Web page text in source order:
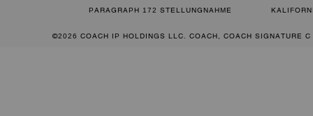
PARAGRAPH 172 STELLUNGNAHME
©2026 COACH IP HOLDINGS LLC. COACH, COACH SIGNATURE